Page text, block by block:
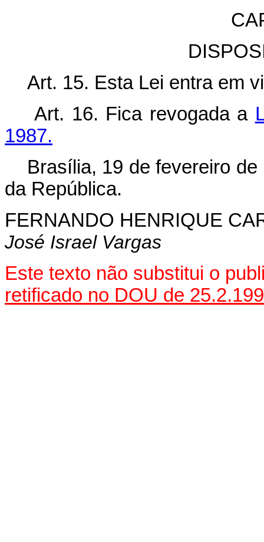
Art. 15. Esta Lei entra em
Art. 16. Fica revogada a
1987.
Brasília, 19 de fevereiro de
da República.
FERNANDO HENRIQUE
José Israel Vargas
Este texto não substitui o
retificado no DOU de